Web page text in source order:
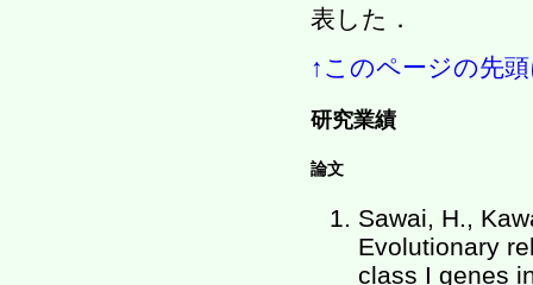
表した．
↑このページの先
研究業績
論文
Sawai, H.,
Evolutionary
class I genes